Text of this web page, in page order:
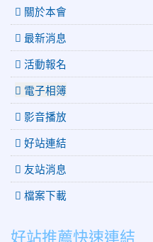
關於本會
最新消息
活動報名
電子相簿
影音播放
好站連結
友站消息
檔案下載
好站推薦快速連結